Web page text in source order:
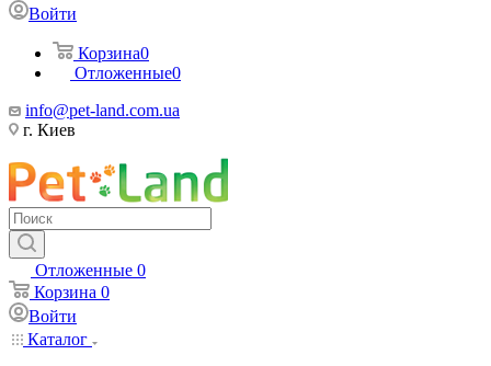
Войти
Корзина0
Отложенные0
info@pet-land.com.ua
г. Киев
Отложенные 0
Корзина 0
Войти
Каталог